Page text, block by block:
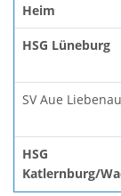
Heim
HSG Lüneburg
SV Aue Liebenau
HSG
Katlernburg/